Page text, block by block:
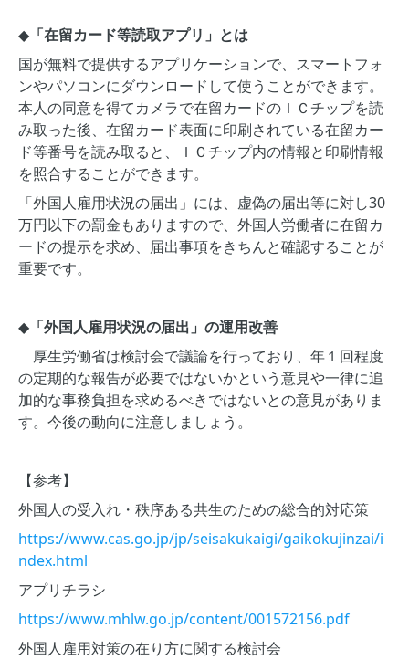
◆ 「在留カード等読取アプリ」とは
国が無料で提供するアプリケーションで、スマートフォ
ンやパソコンにダウンロードして使うことができます。
本人の同意を得てカメラで在留カードのＩＣチップを読
み取った後、在留カード表面に印刷されている在留カー
ド等番号を読み取ると、ＩＣチップ内の情報と印刷情報
を照合することができます。
「外国人雇用状況の届出」には、虚偽の届出等に対し30
万円以下の罰金もありますので、外国人労働者に在留カ
ードの提示を求め、届出事項をきちんと確認することが
重要です。
◆ 「外国人雇用状況の届出」の運用改善
厚生労働省は検討会で議論を行っており、年１回程度
の定期的な報告が必要ではないかという意見や一律に追
加的な事務負担を求めるべきではないとの意見がありま
す。今後の動向に注意しましょう。
【参考】
外国人の受入れ・秩序ある共生のための総合的対応策
https://www.cas.go.jp/jp/seisakukaigi/gaikokujinzai/i
ndex.html
アプリチラシ
https://www.mhlw.go.jp/content/001572156.pdf
外国人雇用対策の在り方に関する検討会